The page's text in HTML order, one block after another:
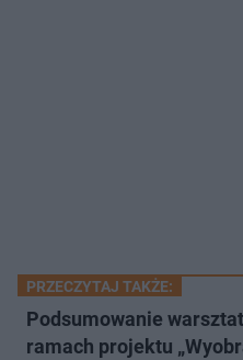
PRZECZYTAJ TAKŻE:
Podsumowanie
ramach projektu